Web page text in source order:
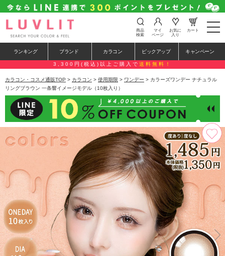
t
o
e
n
a
a
i
o
n
商品
検索
マイ
ページ
お気に
入り
カート
ランキング ブランド カラコン ピックアップ キャンペーン
3,300円(税込)以上ご購入で 送料無料！
カラコン・コスメ通販TOP > カラコン > 使用期限 > ワンデー > カラーズワンデー ナチュラル
リングブラウン 一条響イメージモデル（10枚入り）